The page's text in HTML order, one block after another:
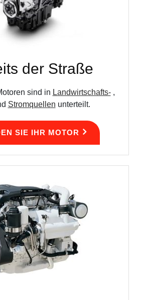
der Straße
sind in Landwirtschafts-,
Stromquellen unterteilt.
SIE IHR MOTOR